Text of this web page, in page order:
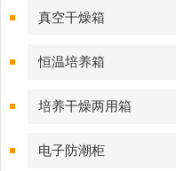
真空干燥箱
恒温培养箱
培养干燥两用箱
电子防潮柜